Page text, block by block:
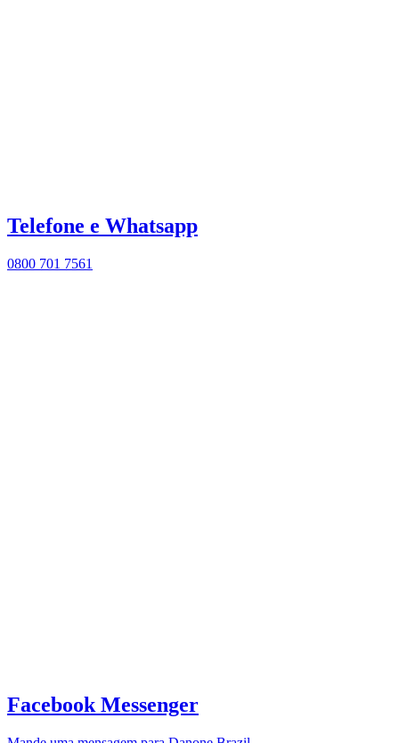
Telefone e Whatsapp
0800 701 7561
Facebook Messenger